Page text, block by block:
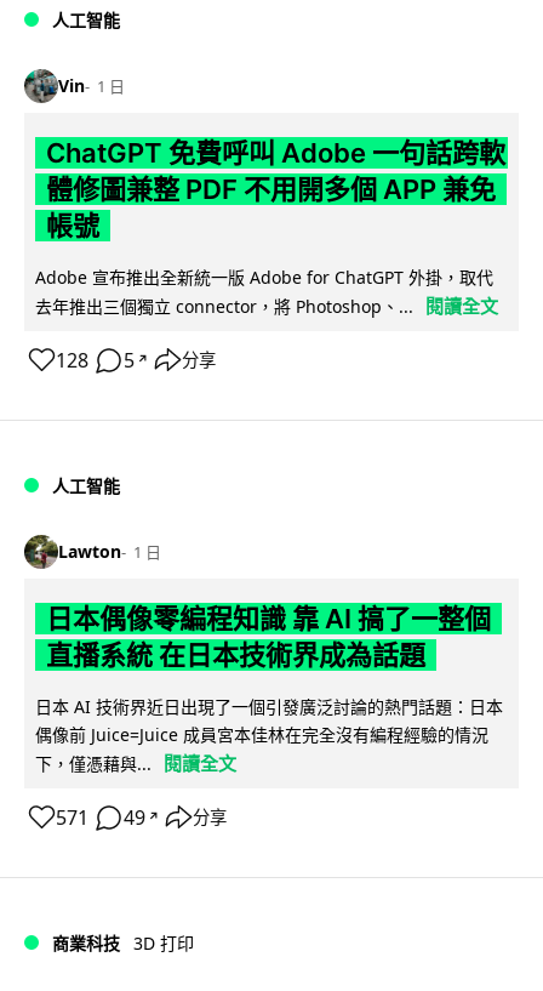
人工智能
Vin 1 日
ChatGPT 免費呼叫 Adobe 一句話跨軟
體修圖兼整 PDF 不用開多個 APP 兼免
帳號
Adobe 宣布推出全新統一版 Adobe for ChatGPT 外掛，取代
去年推出三個獨立 connector，將 Photoshop、...
閱讀全文
128 5 ↗ 分享
人工智能
Lawton 1 日
日本偶像零編程知識 靠 AI 搞了一整個
直播系統 在日本技術界成為話題
日本 AI 技術界近日出現了一個引發廣泛討論的熱門話題：日本
偶像前 Juice=Juice 成員宮本佳林在完全沒有編程經驗的情況
下，僅憑藉與...
閱讀全文
571 49 ↗ 分享
商業科技 3D 打印